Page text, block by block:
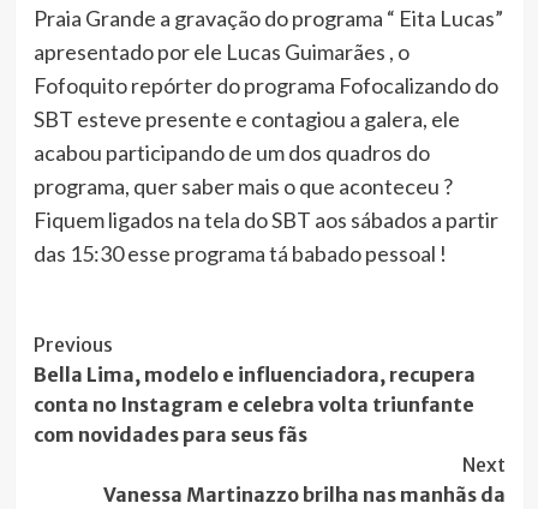
Praia Grande a gravação do programa “ Eita Lucas”
apresentado por ele Lucas Guimarães , o
Fofoquito repórter do programa Fofocalizando do
SBT esteve presente e contagiou a galera, ele
acabou participando de um dos quadros do
programa, quer saber mais o que aconteceu ?
Fiquem ligados na tela do SBT aos sábados a partir
das 15:30 esse programa tá babado pessoal !
Post
Navigation
Previous
Bella Lima, modelo e influenciadora, recupera
conta no Instagram e celebra volta triunfante
com novidades para seus fãs
Next
Vanessa Martinazzo brilha nas manhãs da